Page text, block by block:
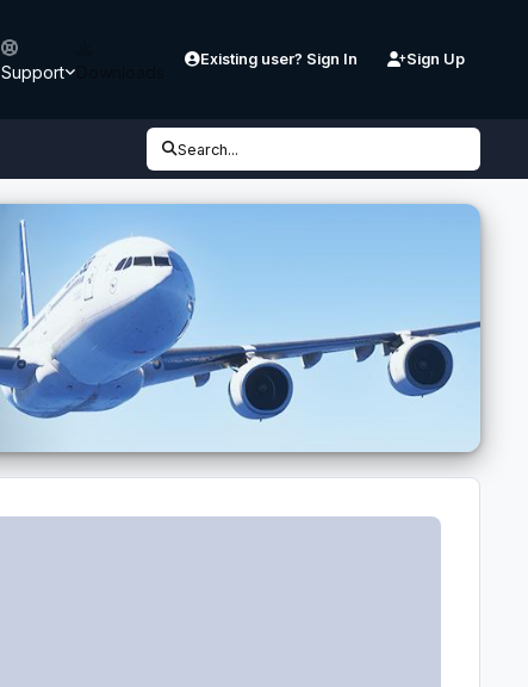
Support
Existing user? Sign In Sign Up
Search...